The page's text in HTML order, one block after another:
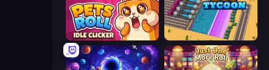
Pets Roll: Idle Clicker Dig Tycoon